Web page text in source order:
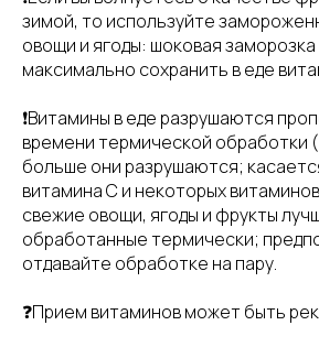
зимой, то используйте
овощи и ягоды: шоковая
максимально сохранить в еде
❗️Витамины в еде разрушаются
времени термической обработки
больше они разрушаются;
витамина С и некоторых
свежие овощи, ягоды и фрукты
обработанные термически;
отдавайте обработке на пару.
❓Прием витаминов может быть